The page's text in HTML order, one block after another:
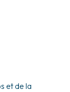
et de la